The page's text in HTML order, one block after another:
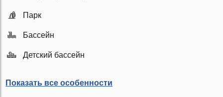
Парк
Бассейн
Детский бассейн
Показать все особенности